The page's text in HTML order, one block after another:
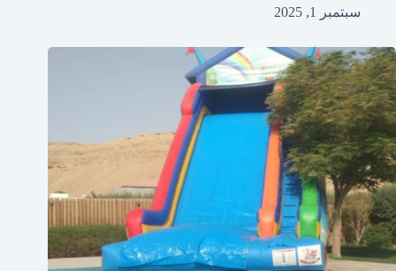
سبتمبر 1, 2025